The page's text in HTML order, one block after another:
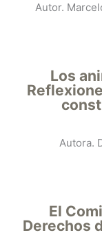
Autor.
Los
Autora.
El
Derechos